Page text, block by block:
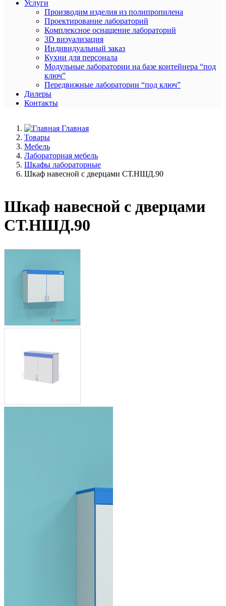
Услуги
Производим изделия из полипропилена
Проектирование лабораторий
Комплексное оснащение лабораторий
3D визуализация
Индивидуальный заказ
Кухни для персонала
Модульные лаборатории на базе контейнера “под
ключ”
Передвижные лаборатории “под ключ”
Дилеры
Контакты
Главная
Товары
Мебель
Лабораторная мебель
Шкафы лабораторные
Шкаф навесной с дверцами СТ.НШД.90
Шкаф навесной с дверцами
СТ.НШД.90